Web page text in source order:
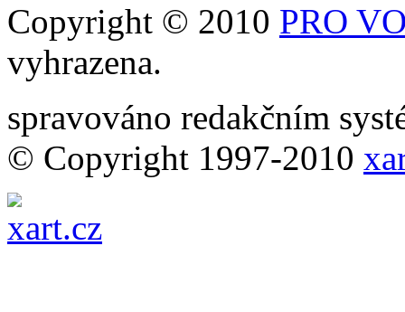
Copyright © 2010 PRO
vyhrazena.
spravováno redakčním
© Copyright 1997-2010